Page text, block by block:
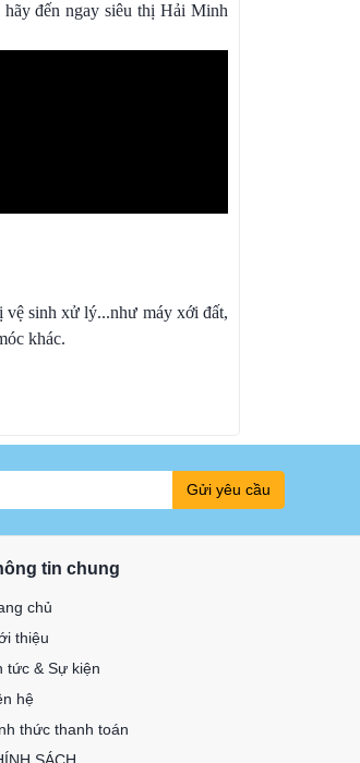
đến ngay siêu thị Hải Minh
vệ sinh xử lý...như máy xới đất,
khác.
Gửi yêu cầu
tin chung
chủ
thiệu
tức & Sự kiện
hệ
thức thanh toán